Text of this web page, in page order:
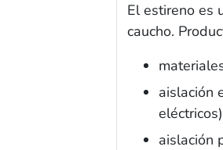
El estireno es
caucho.
aislación
eléctricos)
aislación